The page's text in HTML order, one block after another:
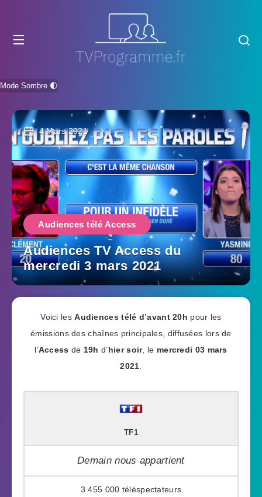
Mode Sombre 🌓
4 Mars 2021
Audiences télé Access
Audiences TV Access du
mercredi 3 mars 2021
Voici lesAudiences télé d’avant 20h pour les
émissions des chaînes principales, diffusées lors de
l’Access de 19h d’hier soir, le mercredi 03 mars
2021
TF1
Demain nous appartient
3 455 000